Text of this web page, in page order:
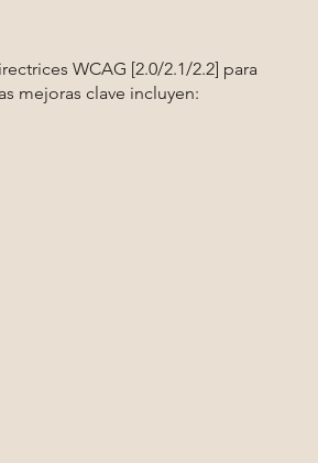
WCAG [2.0/2.1/2.2] para
mejoras clave incluyen: